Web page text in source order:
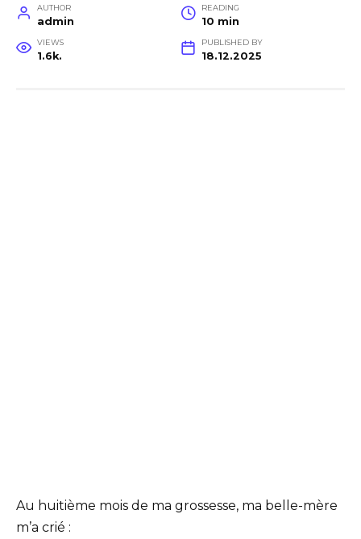
AUTHOR
admin
READING
10 min
VIEWS
1.6k.
PUBLISHED BY
18.12.2025
Au huitième mois de ma grossesse, ma belle-mère
m’a crié :